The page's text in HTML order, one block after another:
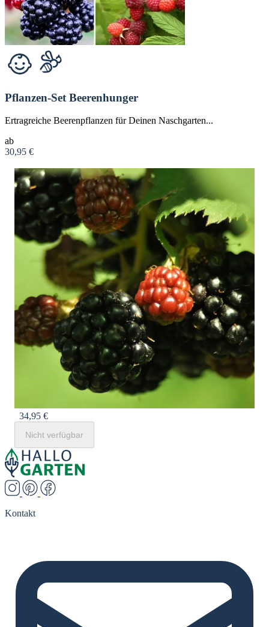
Pflanzen-Set Beerenhunger
Ertragreiche Beerenpflanzen für Deinen Naschgarten...
ab
30,95 €
34,95 €
Nicht verfügbar
Kontakt